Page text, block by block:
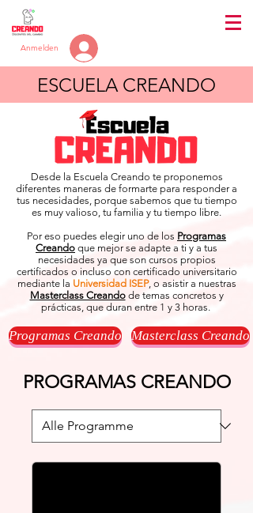
Anmelden
ESCUELA CREANDO
Desde la Escuela Creando te proponemos
diferentes maneras de formarte para responder a
tus necesidades, porque sabemos que tu tiempo
es muy valioso, tu familia y tu tiempo libre.
Por eso puedes elegir uno de los Programas
Creando que mejor se adapte a ti y a tus
necesidades ya que son cursos propios
certificados o incluso con certificado universitario
mediante la Universidad ISEP, o asistir a nuestras
Masterclass Creandode temas concretos y
prácticas, que duran entre 1 y 3 horas.
Programas Creando Masterclass Creando
PROGRAMAS CREANDO